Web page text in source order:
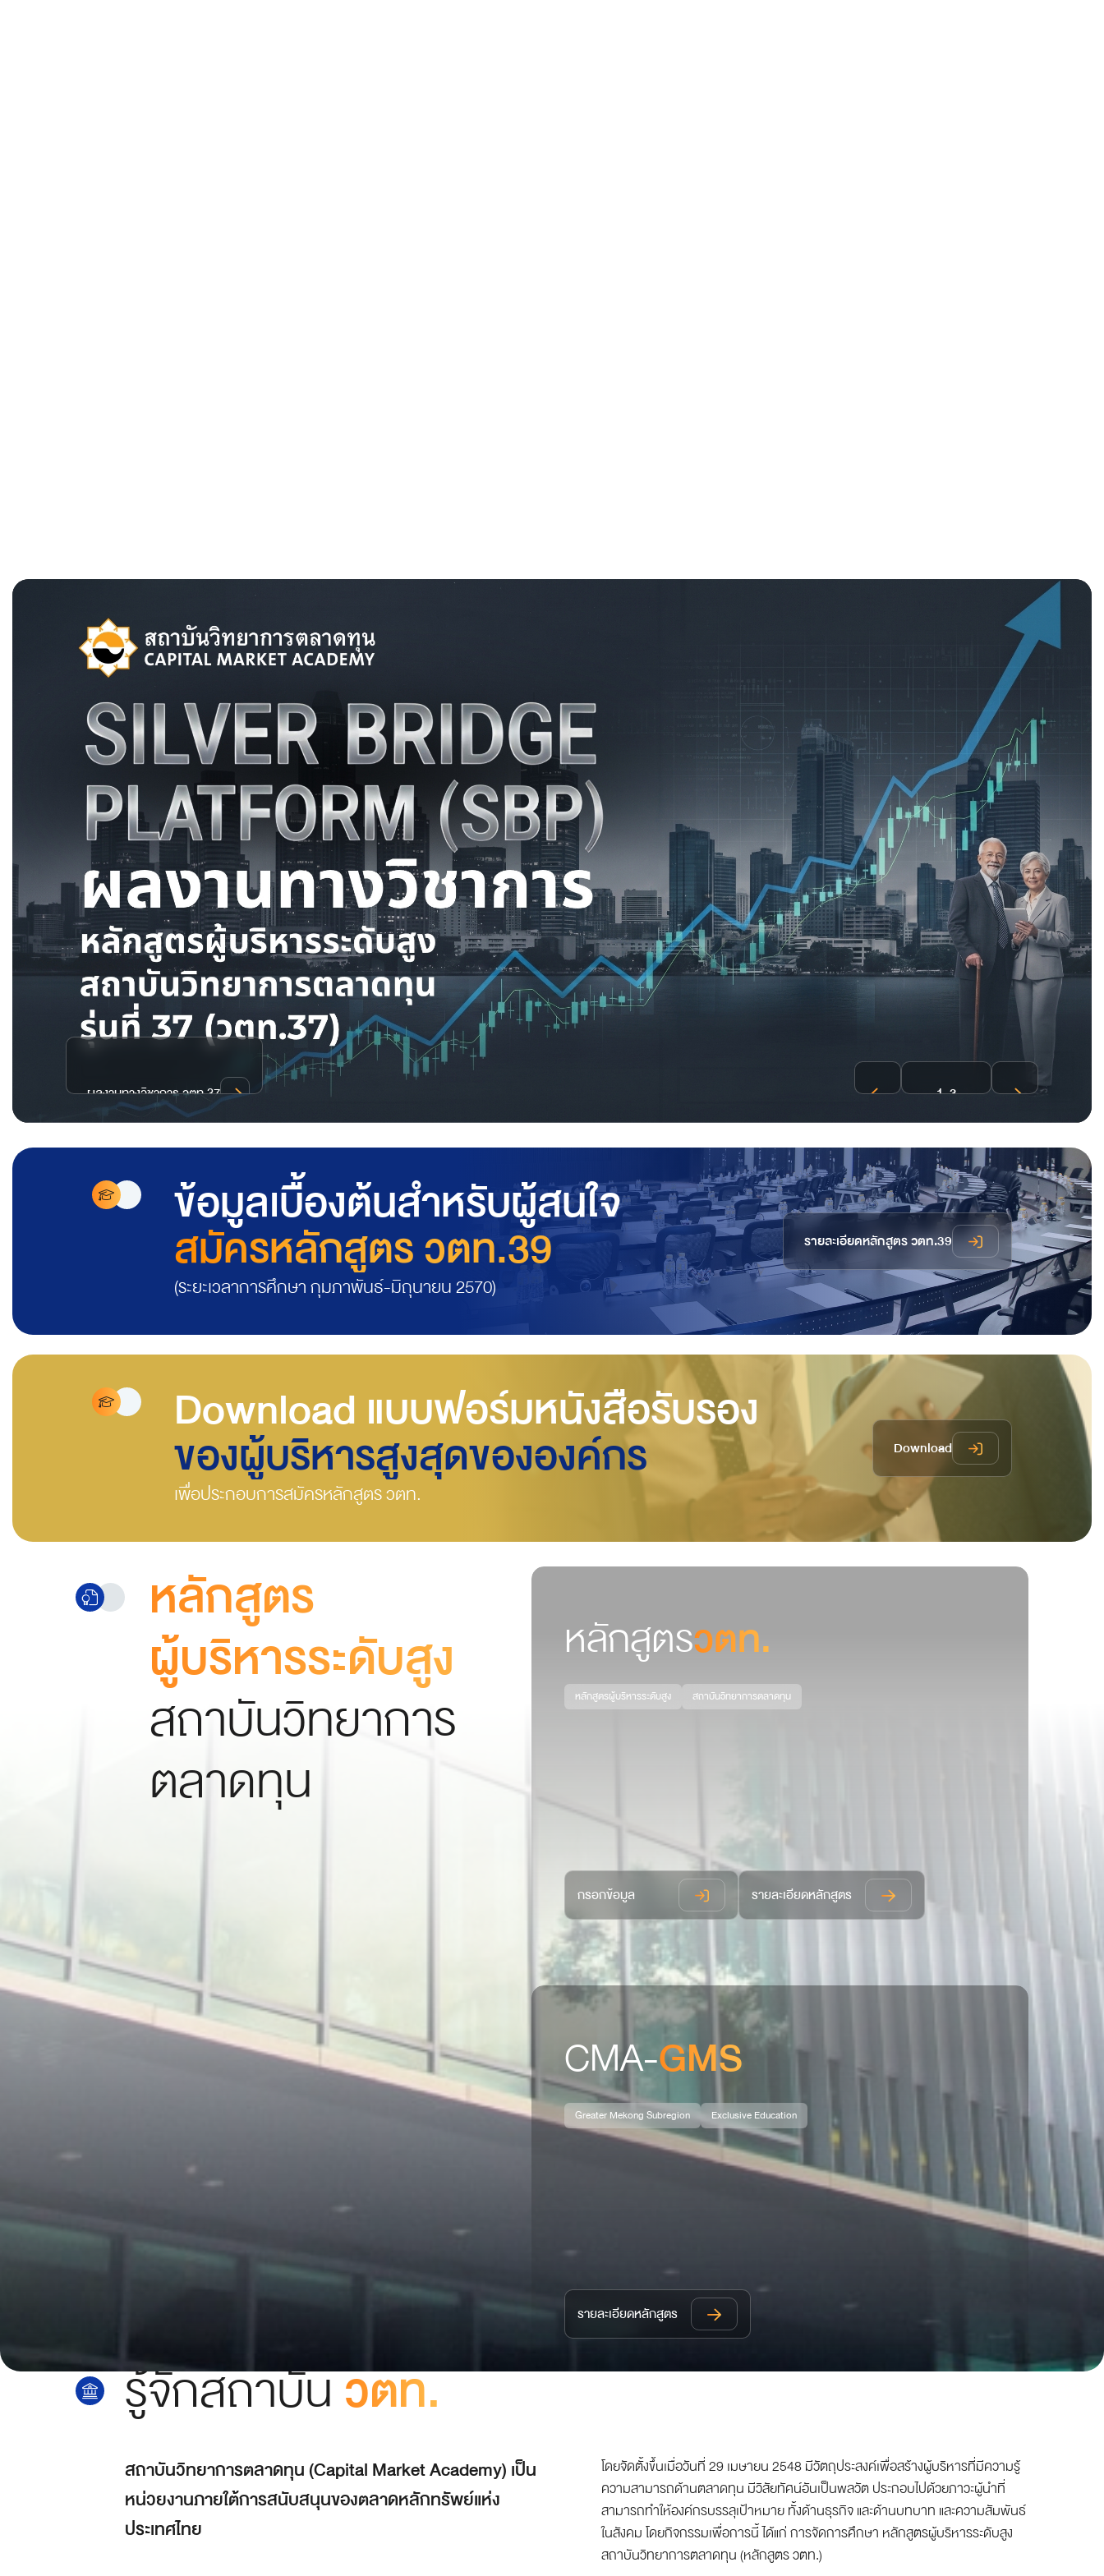
กรอกข้อมูล 2-3
ข้อมูลเบื้องต้นสำหรับผู้สนใจ
สมัครหลักสูตร วตท.39
(ระยะเวลาการศึกษา กุมภาพันธ์-มิถุนายน 2570)
รายละเอียดหลักสูตร วตท.39
Download แบบฟอร์มหนังสือรับรอง
ของผู้บริหารสูงสุดขององค์กร
เพื่อประกอบการสมัครหลักสูตร วตท.
Download
หลักสูตร
ผู้บริหารระดับสูง
สถาบันวิทยาการ
ตลาดทุน
หลักสูตรวตท.
หลักสูตรผู้บริหารระดับสูง สถาบันวิทยาการตลาดทุน
กรอกข้อมูล รายละเอียดหลักสูตร
CMA-GMS
Greater Mekong Subregion Exclusive Education
รายละเอียดหลักสูตร
รู้จักสถาบันวตท.
สถาบันวิทยาการตลาดทุน (Capital Market Academy) เป็น
หน่วยงานภายใต้การสนับสนุนของตลาดหลักทรัพย์แห่ง
ประเทศไทย
โดยจัดตั้งขึ้นเมื่อวันที่ 29 เมษายน 2548 มีวัตถุประสงค์เพื่อสร้างผู้บริหารที่มีความรู้
ความสามารถด้านตลาดทุน มีวิสัยทัศน์อันเป็นพลวัต ประกอบไปด้วยภาวะผู้นำที่
สามารถทำให้องค์กรบรรลุเป้าหมาย ทั้งด้านธุรกิจ และด้านบทบาท และความสัมพันธ์
ในสังคม โดยกิจกรรมเพื่อการนี้ ได้แก่ การจัดการศึกษา หลักสูตรผู้บริหารระดับสูง
สถาบันวิทยาการตลาดทุน (หลักสูตร วตท.)